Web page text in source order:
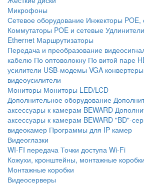
Микрофоны
Сетевое оборудование Инжекторы POE,
Коммутаторы POE и сетевые
Ethernet Маршрутизаторы
Передача и преобразование
кабелю По оптоволокну По витой паре
усилители USB-модемы VGA конвертеры
видеоусилители
Мониторы Мониторы LED/LCD
Дополнительное оборудование
аксессуары к камерам BEWARD
аксессуары к камерам BEWARD "BD"-
видеокамер Программы для IP камер
Видеоглазки
WI-FI передача Точки доступа Wi-Fi
Кожухи, кронштейны, монтажные коробки
Монтажные коробки
Видеосерверы